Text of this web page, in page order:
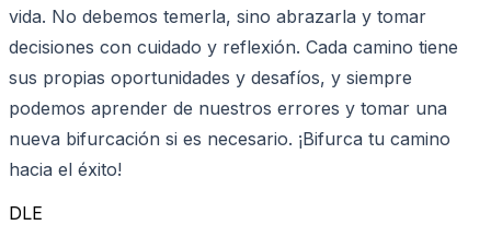
vida. No debemos temerla, sino abrazarla y tomar
decisiones con cuidado y reflexión. Cada camino tiene
sus propias oportunidades y desafíos, y siempre
podemos aprender de nuestros errores y tomar una
nueva bifurcación si es necesario. ¡Bifurca tu camino
hacia el éxito!
DLE